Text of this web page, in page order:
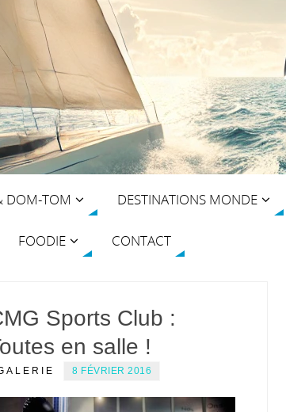
DOM-TOM DESTINATIONS MONDE
FOODIE CONTACT
Sports Club :
en salle !
8 FÉVRIER 2016